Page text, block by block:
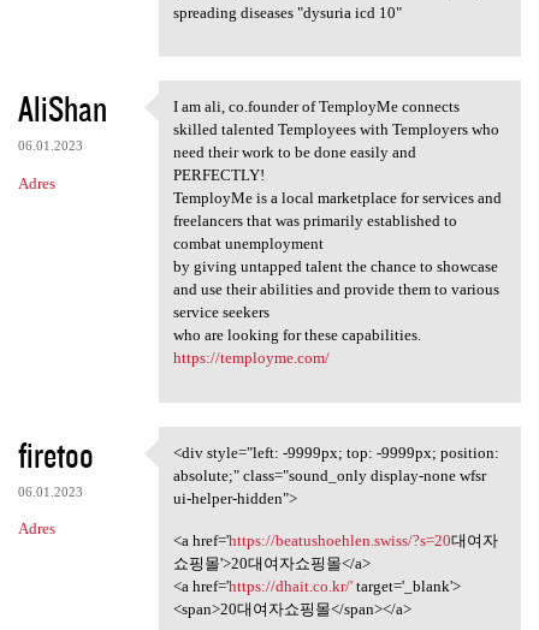
spreading diseases "dysuria icd 10"
AliShan
06.01.2023
Adres
I am ali, co.founder of
I am ali, co.founder of TemployMe connects
skilled talented Temployees with Temployers who
need their work to be done easily and
PERFECTLY!
TemployMe is a local marketplace for services and
freelancers that was primarily established to
combat unemployment
by giving untapped talent the chance to showcase
and use their abilities and provide them to various
service seekers
who are looking for these capabilities.
https://temployme.com/
firetoo
06.01.2023
Adres
<div style="left: -9999px;
<div style="left: -9999px; top: -9999px; position:
absolute;" class="sound_only display-none wfsr
ui-helper-hidden">
<a href='https://beatushoehlen.swiss/?s=20대여자
쇼핑몰'>20대여자쇼핑몰</a>
<a href='https://dhait.co.kr/'target='_blank'>
<span>20대여자쇼핑몰</span></a>